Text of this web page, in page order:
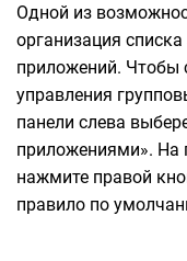
Одной из
организация
приложений. Чтобы
управления
панели слева
приложениями». На
нажмите правой
правило по